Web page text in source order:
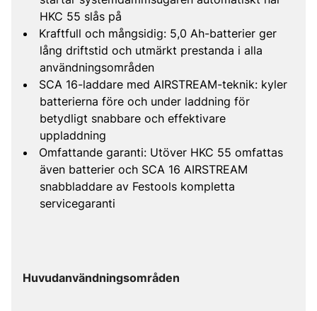
HKC 55 slås på
Kraftfull och mångsidig: 5,0 Ah-batterier ger
lång driftstid och utmärkt prestanda i alla
användningsområden
SCA 16-laddare med AIRSTREAM-teknik: kyler
batterierna före och under laddning för
betydligt snabbare och effektivare
uppladdning
Omfattande garanti: Utöver HKC 55 omfattas
även batterier och SCA 16 AIRSTREAM
snabbladdare av Festools kompletta
servicegaranti
Huvudanvändningsområden